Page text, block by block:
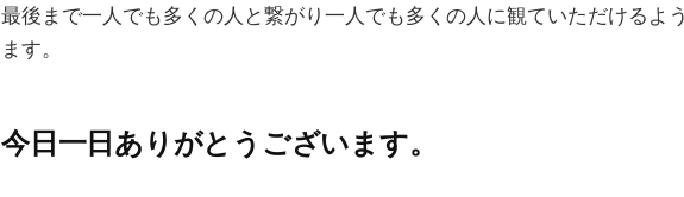
最後まで一人でも多くの人と繋がり一人でも多くの人に観ていただけるよ
ます。
今日一日ありがとうございます。